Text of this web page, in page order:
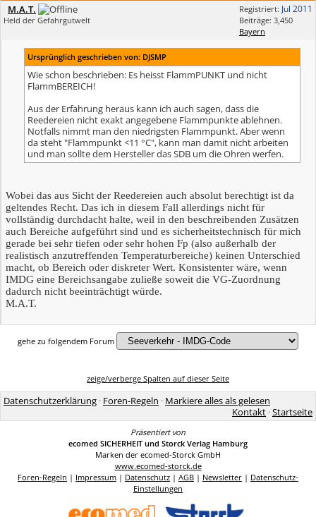
Registriert: Jul 2011
Beiträge: 3,450
Bayern
M.A.T.
Held der Gefahrgutwelt
Ursprünglich geschrieben von: DJSMP
Wie schon beschrieben: Es heisst FlammPUNKT und nicht
FlammBEREICH!
Aus der Erfahrung heraus kann ich auch sagen, dass die
Reedereien nicht exakt angegebene Flammpunkte ablehnen.
Notfalls nimmt man den niedrigsten Flammpunkt. Aber wenn
da steht "Flammpunkt <11 °C", kann man damit nicht arbeiten
und man sollte dem Hersteller das SDB um die Ohren werfen.
Wobei das aus Sicht der Reedereien auch absolut berechtigt ist da
geltendes Recht. Das ich in diesem Fall allerdings nicht für
vollständig durchdacht halte, weil in den beschreibenden Zusätzen
auch Bereiche aufgeführt sind und es sicherheitstechnisch für mich
gerade bei sehr tiefen oder sehr hohen Fp (also außerhalb der
realistisch anzutreffenden Temperaturbereiche) keinen Unterschied
macht, ob Bereich oder diskreter Wert. Konsistenter wäre, wenn
IMDG eine Bereichsangabe zuließe soweit die VG-Zuordnung
dadurch nicht beeinträchtigt würde.
M.A.T.
gehe zu folgendem Forum
zeige/verberge Spalten auf dieser Seite
Datenschutzerklärung · Foren-Regeln · Markiere alles als gelesen
Kontakt ·Startseite
Präsentiert von
ecomed SICHERHEIT und Storck Verlag Hamburg
Marken der ecomed-Storck GmbH
www.ecomed-storck.de
Foren-Regeln | Impressum | Datenschutz | AGB | Newsletter | Datenschutz-
Einstellungen